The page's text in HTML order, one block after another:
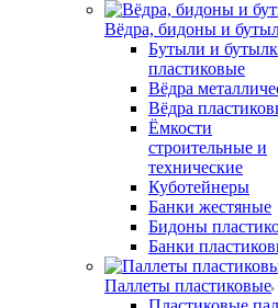
Вёдра, бидоны и
Бутыли и
пластиковые
Вёдра
Вёдра
Ёмкости
строительные и
технические
Куботейнеры
Банки жестяные
Бидоны
Банки
Паллеты пластиковые